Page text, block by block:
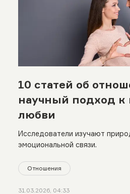
10 статей об
научный подход
любви
Исследователи изучают
эмоциональной связи.
Отношения
31.03.2026, 04:33